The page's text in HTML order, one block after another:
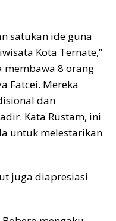
satukan ide guna
Kota Ternate,”
membawa 8 orang
Fatcei. Mereka
dan
Kata Rustam, ini
untuk melestarikan
juga diapresiasi